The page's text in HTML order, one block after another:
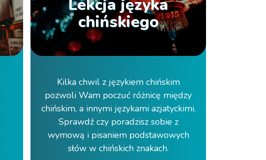
Lekcja języka
chińskiego
Kilka chwil z językiem chińskim
pozwoli Wam poczuć różnicę między
chińskim, a innymi językami azjatyckimi.
Sprawdź czy poradzisz sobie z
wymową i pisaniem podstawowych
słów w chińskich znakach.